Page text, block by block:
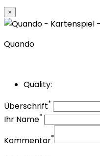
×
Quando
Quality:
Überschrift*
Ihr Name*
Kommentar*